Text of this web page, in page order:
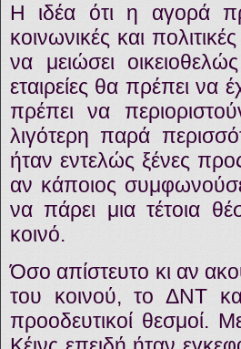
Η ιδέα ότι η αγορά
κοινωνικές και
να μειώσει
εταιρείες θα πρέπει να
πρέπει να
λιγότερη παρά
ήταν εντελώς ξένες
αν κάποιος συμφωνούσε
να πάρει μια τέτοια
κοινό.
Όσο απίστευτο κι αν
του κοινού, το ΔΝΤ
προοδευτικοί θεσμοί.